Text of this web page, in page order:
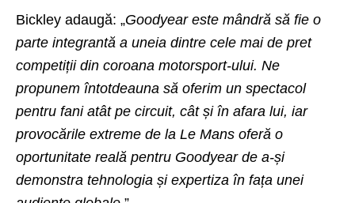
Bickley adaugă: „Goodyear este mândră să fie o
parte integrantă a uneia dintre cele mai de pret
competiții din coroana motorsport-ului. Ne
propunem întotdeauna să oferim un spectacol
pentru fani atât pe circuit, cât și în afara lui, iar
provocările extreme de la Le Mans oferă o
oportunitate reală pentru Goodyear de a-și
demonstra tehnologia și expertiza în fața unei